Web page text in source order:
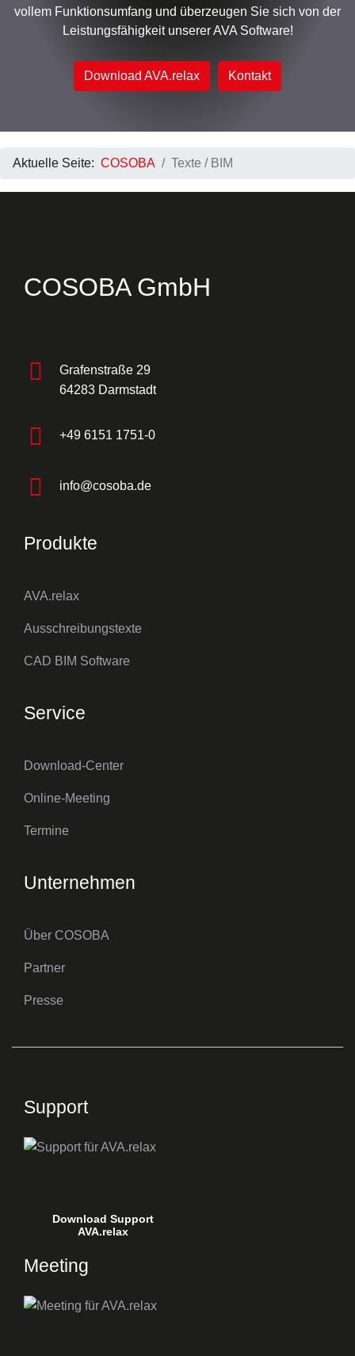
vollem Funktionsumfang und überzeugen Sie sich von der
Leistungsfähigkeit unserer AVA Software!
Download AVA.relax Kontakt
Aktuelle Seite: COSOBA Texte / BIM
COSOBA GmbH
Grafenstraße 29
64283 Darmstadt
+49 6151 1751-0
info@cosoba.de
Produkte
AVA.relax
Ausschreibungstexte
CAD BIM Software
Service
Download-Center
Online-Meeting
Termine
Unternehmen
Über COSOBA
Partner
Presse
Support
Download Support
AVA.relax
Meeting